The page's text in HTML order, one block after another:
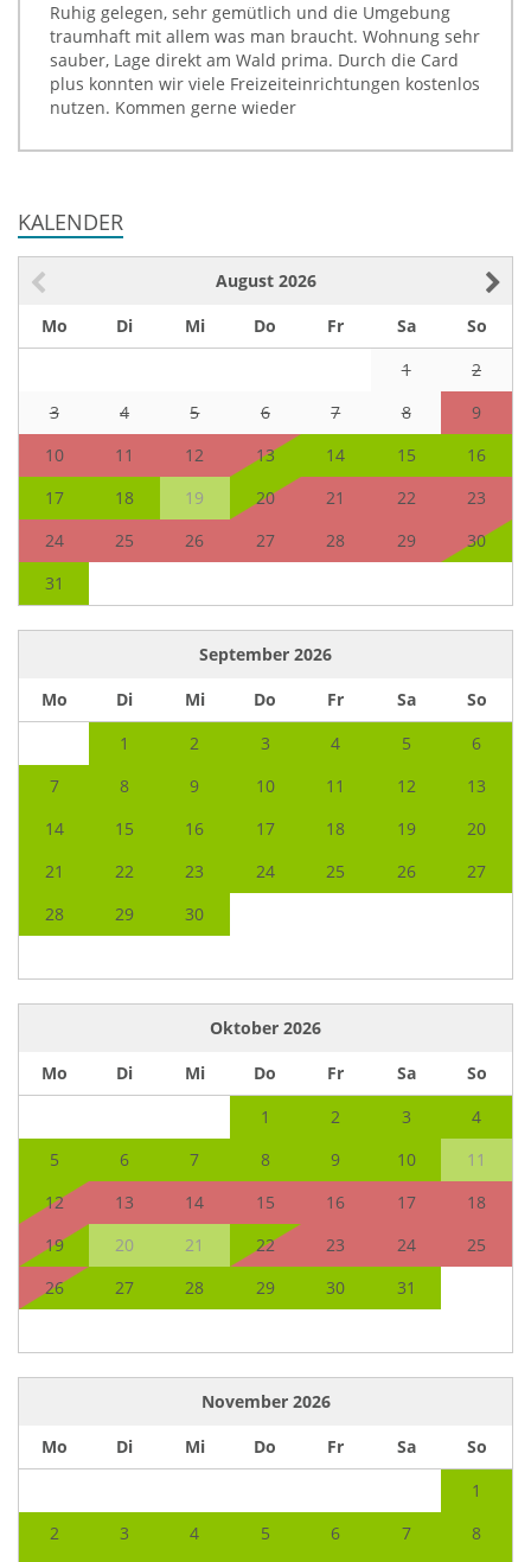
Ruhig gelegen, sehr gemütlich und die Umgebung
traumhaft mit allem was man braucht. Wohnung sehr
sauber, Lage direkt am Wald prima. Durch die Card
plus konnten wir viele Freizeiteinrichtungen kostenlos
nutzen. Kommen gerne wieder
KALENDER
August 2026
Mo
Di Mi Do Fr Sa
So
1
2
3
4 5 6 7 8
9
10
11 12 13 14 15
16
17
18 19 20 21 22
23
24
25 26 27 28 29
30
31
September 2026
Mo
Di Mi Do Fr Sa
So
1
2 3 4 5
6
7
8 9 10 11 12
13
14
15 16 17 18 19
20
21
22 23 24 25 26
27
28
29 30
Oktober 2026
Mo
Di Mi Do Fr Sa
So
1
2 3
4
5
6 7 8 9 10
11
12
13 14 15 16 17
18
19
20 21 22 23 24
25
26
27 28 29 30 31
November 2026
Mo
Di Mi Do Fr Sa
So
1
2
3 4 5 6 7 8